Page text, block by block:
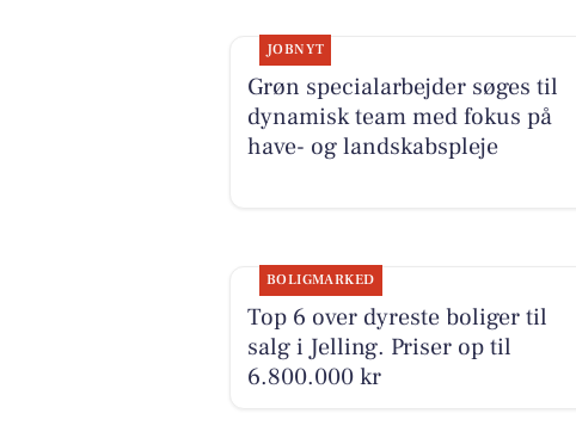
JOBNYT
Grøn specialarbejder søges til
dynamisk team med fokus på
have- og landskabspleje
BOLIGMARKED
Top 6 over dyreste boliger til
salg i Jelling. Priser op til
6.800.000 kr